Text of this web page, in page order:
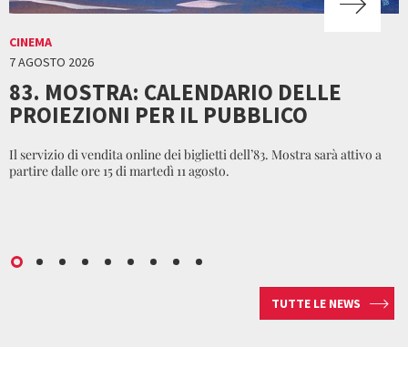
CINEMA
7 AGOSTO 2026
83. MOSTRA: CALENDARIO DELLE
PROIEZIONI PER IL PUBBLICO
Il servizio di vendita online dei biglietti dell’83. Mostra sarà attivo a
partire dalle ore 15 di martedì 11 agosto.
TUTTE LE NEWS